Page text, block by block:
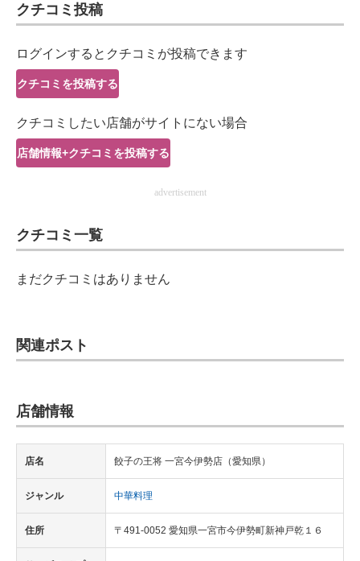
ITエンジニア向け専門サイト
企業向けIT製品の総合サイト
IT製品の技術・比較・事例
製造業のIT導入・活用を支援
エレクトロニクス専門サイト
電子設計の基本と応用
ちょっと気になるネットの話題
クチコミ投稿
ログインするとクチコミが投稿できます
クチコミを投稿する
クチコミしたい店舗がサイトにない場合
店舗情報+クチコミを投稿する
advertisement
クチコミ一覧
まだクチコミはありません
関連ポスト
店舗情報
店名 餃子の王将 一宮今伊勢店（愛知県）
ジャンル 中華料理
住所 〒491-0052 愛知県一宮市今伊勢町新神戸乾１６